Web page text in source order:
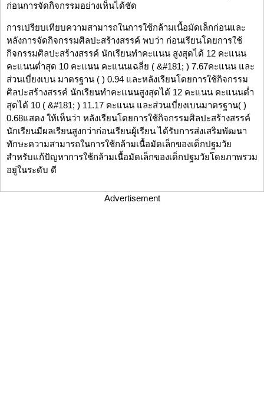
ก่อนการจัดกิจกรรมอย่างเห็นได้ชัด
การเปรียบเทียบความสามารถในการใช้กล้ามเนื้อมัดเล็กก่อนและ
หลังการจัดกิจกรรมศิลปะสร้างสรรค์ พบว่า ก่อนเรียนโดยการใช้
กิจกรรมศิลปะสร้างสรรค์ นักเรียนทำคะแนน สูงสุดได้ 12 คะแนน
คะแนนต่ำสุด 10 คะแนน คะแนนเฉลี่ย ( &#181; ) 7.67คะแนน และ
ส่วนเบี่ยงเบน มาตรฐาน ( ) 0.94 และหลังเรียนโดยการใช้กิจกรรม
ศิลปะสร้างสรรค์ นักเรียนทำคะแนนสูงสุดได้ 12 คะแนน คะแนนต่ำ
สุดได้ 10 ( &#181; ) 11.17 คะแนน และส่วนเบี่ยงเบนมาตรฐาน( )
0.68แสดง ให้เห็นว่า หลังเรียนโดยการใช้กิจกรรมศิลปะสร้างสรรค์
นักเรียนมีผลเรียนสูงกว่าก่อนเรียนผู้เรียน ได้รับการส่งเสริมพัฒนา
ทักษะความสามารถในการใช้กล้ามเนื้อมัดเล็กของเด็กปฐมวัย
สำหรับแก้ปัญหาการใช้กล้ามเนื้อมัดเล็กของเด็กปฐมวัยโดยภาพรวม
อยู่ในระดับ ดี
Advertisement